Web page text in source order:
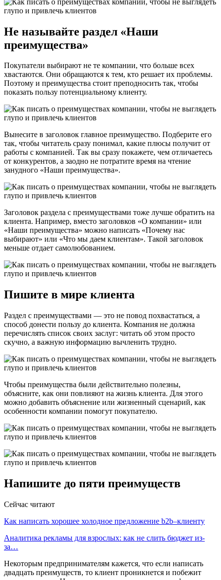
Не называйте раздел «Наши
преимущества»
Покупатели выбирают не те компании, что больше всех
хвастаются. Они обращаются к тем, кто решает их проблемы.
Поэтому и преимущества стоит преподносить так, чтобы
показать пользу потенциальному клиенту.
Вынесите в заголовок главное преимущество. Подберите его
так, чтобы читатель сразу понимал, какие плюсы получит от
работы с компанией. Так вы сразу покажете, чем отличаетесь
от конкурентов, а заодно не потратите время на чтение
занудного «Наши преимущества».
Заголовок раздела с преимуществами тоже лучше обратить на
клиента. Например, вместо заголовков «О компании» или
«Наши преимущества» можно написать «Почему нас
выбирают» или «Что мы даем клиентам». Такой заголовок
меньше отдает самолюбованием.
Пишите в мире клиента
Раздел с преимуществами — это не повод похвастаться, а
способ донести пользу до клиента. Компания не должна
перечислять список своих заслуг: читать об этом просто
скучно, а важную информацию вычленить трудно.
Чтобы преимущества были действительно полезны,
объясните, как они повлияют на жизнь клиента. Для этого
можно добавить объяснение или жизненный сценарий, как
особенности компании помогут покупателю.
Напишите до пяти преимуществ
Сейчас читают
Как написать хорошее холодное предложение b2b–клиенту
Аналитика рекламы для взрослых: как не слить бюджет из-
за…
Некоторым предпринимателям кажется, что если написать
двадцать преимуществ, то клиент проникнется и побежит